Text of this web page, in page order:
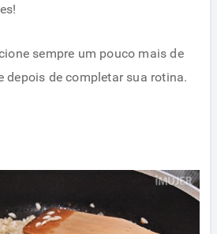
sempre um pouco mais de
depois de completar sua rotina.